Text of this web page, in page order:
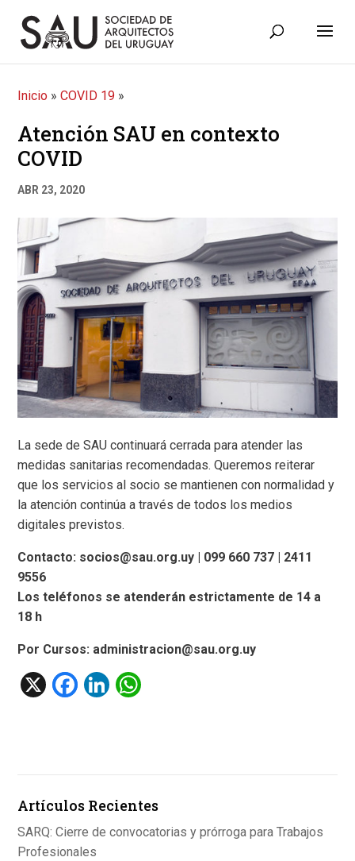
Inicio »COVID 19 »
Atención SAU en contexto
COVID
ABR 23, 2020
La sede de SAU continuará cerrada para atender las
medidas sanitarias recomendadas. Queremos reiterar
que los servicios al socio se mantienen con normalidad y
la atención continúa a través de todos los medios
digitales previstos.
Contacto: socios@sau.org.uy | 099 660 737 | 2411
9556
Los teléfonos se atenderán estrictamente de 14 a
18 h
Por Cursos: administracion@sau.org.uy
X
F
o
k
Li
p
p
Artículos Recientes
SARQ: Cierre de convocatorias y prórroga para Trabajos
Profesionales